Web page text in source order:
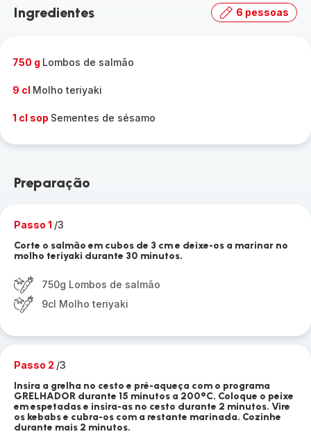
Ingredientes 6 pessoas
750 g Lombos de salmão
9 cl Molho teriyaki
1 cl sop Sementes de sésamo
Preparação
Passo 1 /3
Corte o salmão em cubos de 3 cm e deixe-os a marinar no
molho teriyaki durante 30 minutos.
750g Lombos de salmão
9cl Molho teriyaki
Passo 2 /3
Insira a grelha no cesto e pré-aqueça com o programa
GRELHADOR durante 15 minutos a 200°C. Coloque o peixe
em espetadas e insira-as no cesto durante 2 minutos. Vire
os kebabs e cubra-os com a restante marinada. Cozinhe
durante mais 2 minutos.